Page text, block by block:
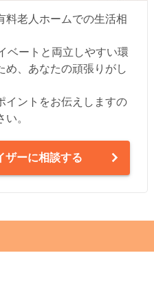
料老人ホームでの生活相
ベートと両立しやすい環
め、あなたの頑張りがし
イントをお伝えしますの
。
ザーに相談する